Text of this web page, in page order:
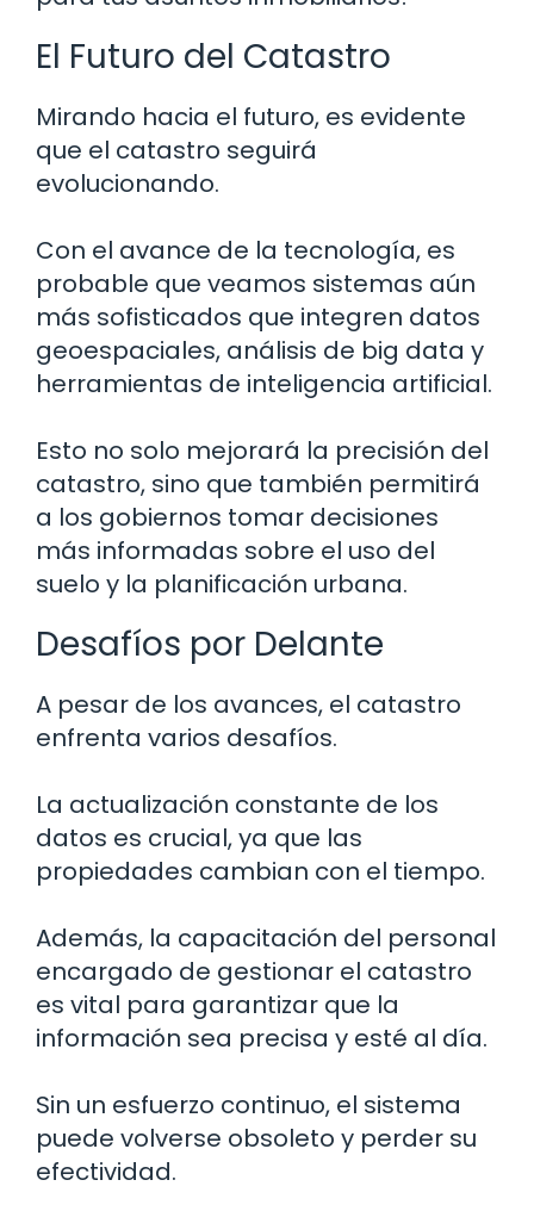
El Futuro del Catastro
Mirando hacia el futuro, es evidente
que el catastro seguirá
evolucionando.
Con el avance de la tecnología, es
probable que veamos sistemas aún
más sofisticados que integren datos
geoespaciales, análisis de big data y
herramientas de inteligencia artificial.
Esto no solo mejorará la precisión del
catastro, sino que también permitirá
a los gobiernos tomar decisiones
más informadas sobre el uso del
suelo y la planificación urbana.
Desafíos por Delante
A pesar de los avances, el catastro
enfrenta varios desafíos.
La actualización constante de los
datos es crucial, ya que las
propiedades cambian con el tiempo.
Además, la capacitación del personal
encargado de gestionar el catastro
es vital para garantizar que la
información sea precisa y esté al día.
Sin un esfuerzo continuo, el sistema
puede volverse obsoleto y perder su
efectividad.